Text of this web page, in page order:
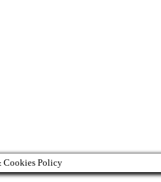
Cookies Policy